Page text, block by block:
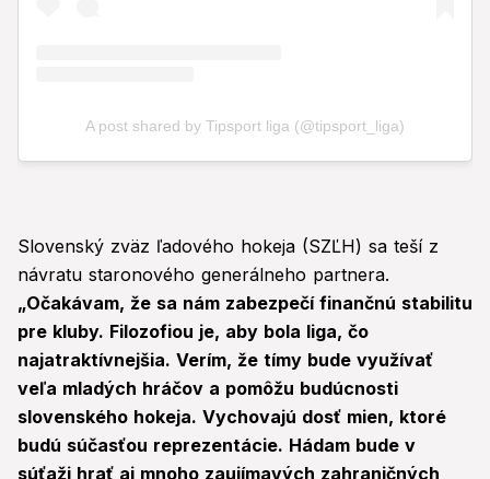
Slovenský zväz ľadového hokeja (SZĽH) sa teší z
návratu staronového generálneho partnera.
„Očakávam, že sa nám zabezpečí finančnú stabilitu
pre kluby. Filozofiou je, aby bola liga, čo
najatraktívnejšia. Verím, že tímy bude využívať
veľa mladých hráčov a pomôžu budúcnosti
slovenského hokeja. Vychovajú dosť mien, ktoré
budú súčasťou reprezentácie. Hádam bude v
súťaži hrať aj mnoho zaujímavých zahraničných